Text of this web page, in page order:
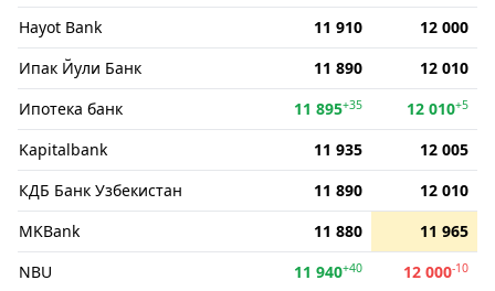
Hayot Bank
11 910
12 000
Ипак Йули Банк
11 890
12 010
Ипотека банк
11 895+35 12 010+5
Kapitalbank 11 935
12 005
КДБ Банк Узбекистан
11 890
12 010
MKBank
11 880
11 965
NBU
11 940+40 12 000-10